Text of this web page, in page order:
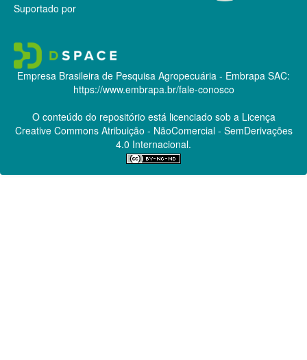
Suportado por
Empresa Brasileira de Pesquisa Agropecuária - Embrapa SAC:
https://www.embrapa.br/fale-conosco
O conteúdo do repositório está licenciado sob a Licença
Creative CommonsAtribuição - NãoComercial - SemDerivações
4.0 Internacional.